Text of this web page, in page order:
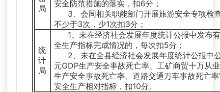
局
安全防范措施的落实，扣6分；
3、会同相关职能部门开展旅游安全专项检
不少于3次，少1次扣3分；
统
计
局
1、未在经济社会发展年度统计公报中发布
全生产指标完成情况的，每次扣5分；
2、未在全县经济社会发展年度统计公报中
元GDP生产安全事故死亡率、工矿商贸十万从
生产安全事故死亡率、道路交通万车事故死亡率
安全生产相对指标，扣10分。